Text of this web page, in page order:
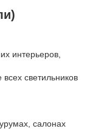
интерьеров,
светильников
салонах